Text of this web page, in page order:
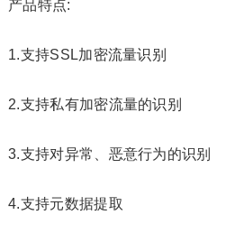
产品特点:
1.支持SSL加密流量识别
2.支持私有加密流量的识别
3.支持对异常、恶意行为的识别
4.支持元数据提取